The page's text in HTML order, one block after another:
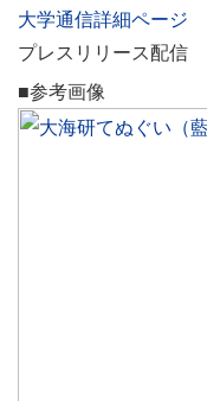
大学通信詳細ページ
プレスリリース配信
■参考画像